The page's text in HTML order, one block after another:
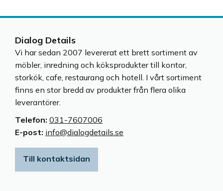
Dialog Details
Vi har sedan 2007 levererat ett brett sortiment av
möbler, inredning och köksprodukter till kontor,
storkök, cafe, restaurang och hotell. I vårt sortiment
finns en stor bredd av produkter från flera olika
leverantörer.
Telefon: 031-7607006
E-post: info@dialogdetails.se
Till kontaktsidan